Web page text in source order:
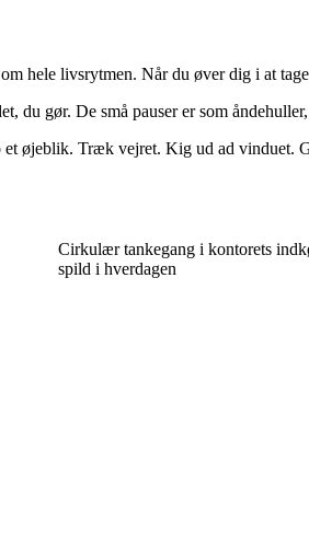
hele livsrytmen. Når du øver dig i at
du gør. De små pauser er som
et øjeblik. Træk vejret. Kig ud ad
Cirkulær tankegang i kontorets
spild i hverdagen